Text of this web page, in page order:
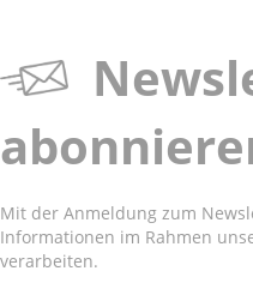
Mit der Anmeldung zum
Informationen im Rahmen
verarbeiten.